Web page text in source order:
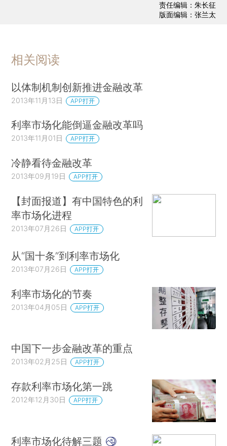
责任编辑：朱长征
版面编辑：张兰太
相关阅读
以体制机制创新推进金融改革
2013年11月13日 APP打开
利率市场化能倒逼金融改革吗
2013年11月01日 APP打开
冷静看待金融改革
2013年09月19日 APP打开
【封面报道】有中国特色的利
率市场化进程
2013年07月26日 APP打开
从“国十条”到利率市场化
2013年07月26日 APP打开
利率市场化的节奏
2013年04月05日 APP打开
中国下一步金融改革的重点
2013年02月25日 APP打开
存款利率市场化第一跳
2012年12月30日 APP打开
利率市场化待解三题